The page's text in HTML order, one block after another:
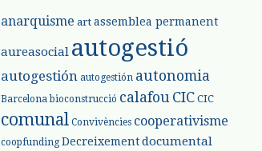
anarquisme art assemblea permanent
aureasocial autogestió
autogestión autogestión autonomia
Barcelona bioconstrucció calafou CIC CIC
comunal Convivències cooperativisme
coopfunding Decreixementdocumental